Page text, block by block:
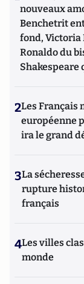
nouveaux
Benchetrit
fond, Victoria
Ronaldo du
Shakespeare
2Les Français
européenne
ira le grand
3La
rupture
français
4Les villes
monde